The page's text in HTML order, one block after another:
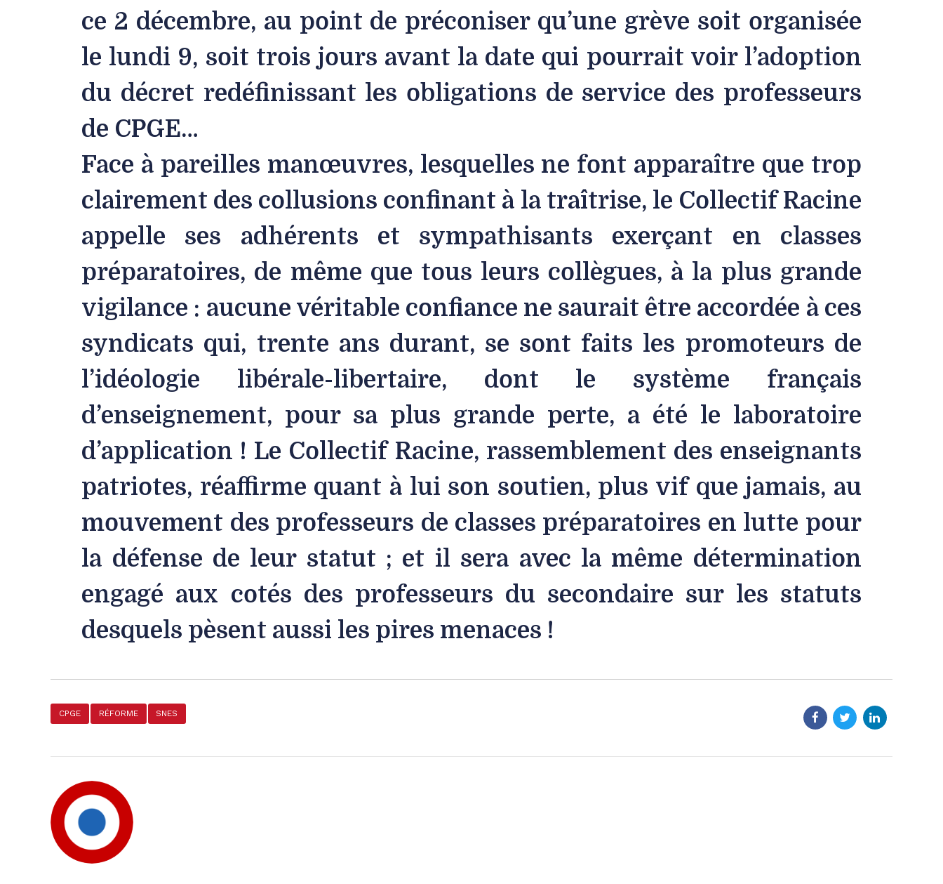
ce 2 décembre, au point de préconiser qu’une grève soit organisée
le lundi 9, soit trois jours avant la date qui pourrait voir l’adoption
du décret redéfinissant les obligations de service des professeurs
de CPGE…
Face à pareilles manœuvres, lesquelles ne font apparaître que trop
clairement des collusions confinant à la traîtrise, le Collectif Racine
appelle ses adhérents et sympathisants exerçant en classes
préparatoires, de même que tous leurs collègues, à la plus grande
vigilance : aucune véritable confiance ne saurait être accordée à ces
syndicats qui, trente ans durant, se sont faits les promoteurs de
l’idéologie libérale-libertaire, dont le système français
d’enseignement, pour sa plus grande perte, a été le laboratoire
d’application ! Le Collectif Racine, rassemblement des enseignants
patriotes, réaffirme quant à lui son soutien, plus vif que jamais, au
mouvement des professeurs de classes préparatoires en lutte pour
la défense de leur statut ; et il sera avec la même détermination
engagé aux cotés des professeurs du secondaire sur les statuts
desquels pèsent aussi les pires menaces !
CPGE RÉFORME SNES